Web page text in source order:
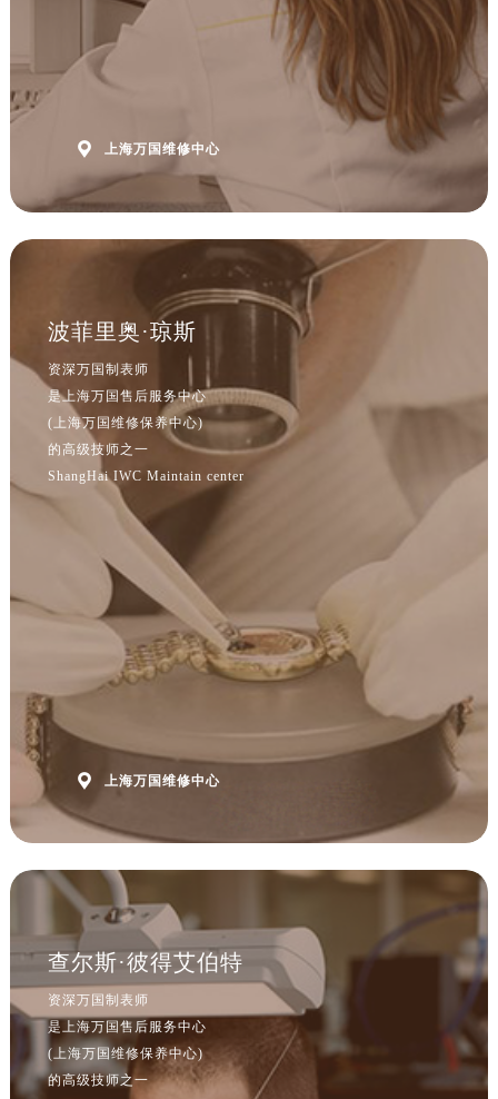
 上海万国维修中心
波菲里奥·琼斯
资深万国制表师
是上海万国售后服务中心
(上海万国维修保养中心)
的高级技师之一
ShangHai IWC Maintain center
 上海万国维修中心
查尔斯·彼得艾伯特
资深万国制表师
是上海万国售后服务中心
(上海万国维修保养中心)
的高级技师之一